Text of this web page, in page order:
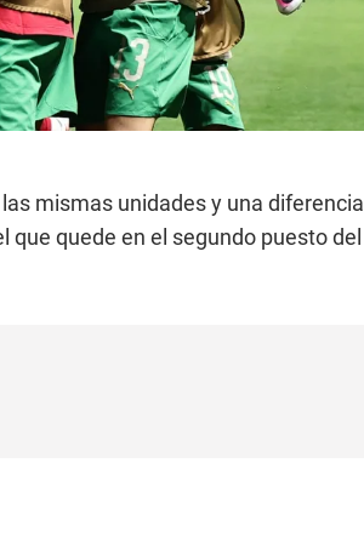
mismas unidades y una diferencia
que quede en el segundo puesto del